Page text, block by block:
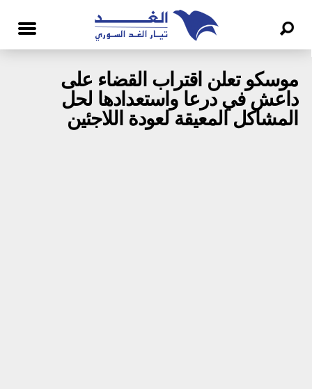
موسكو تعلن اقتراب القضاء على
داعش في درعا واستعدادها لحل
المشاكل المعيقة لعودة اللاجئين